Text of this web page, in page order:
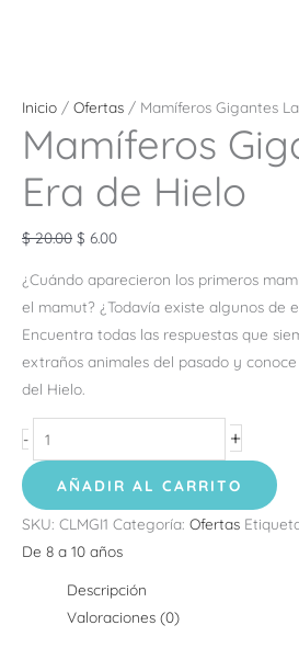
Inicio / Ofertas / Mamíferos Gigantes
Mamíferos
Era de Hielo
$20.00 $ 6.00
¿Cuándo aparecieron los primeros
el mamut? ¿Todavía existe algunos de
Encuentra todas las respuestas que
extraños animales del pasado y
del Hielo.
- +
AÑADIR AL CARRITO
SKU: CLMGI1 Categoría: Ofertas
De 8 a 10 años
Descripción
Valoraciones (0)